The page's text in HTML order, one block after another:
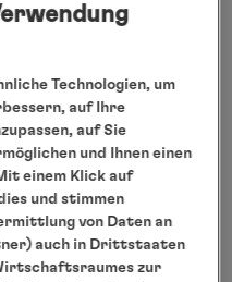
der EUROPA
ist ein Event, das im
vom 11. bis
über List und
Kiel stattfindet.
Cruises unter
Pressemeldungen
Technologien, um
auf Ihre
auf Sie
und Ihnen einen
einem Klick auf
und stimmen
von Daten an
auch in Drittstaaten
zur